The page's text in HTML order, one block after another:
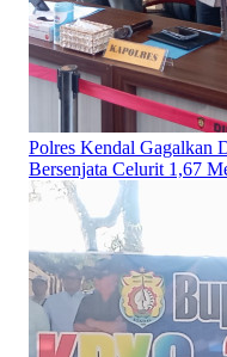
Polres Kendal Gagalkan
Bersenjata Celurit 1,67